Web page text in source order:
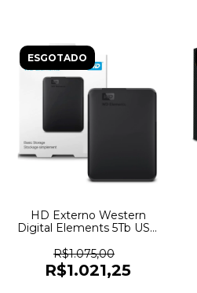
ESGOTADO
HD Externo Western
Digital Elements 5Tb USB
7214
R$1.075,00
R$1.021,25